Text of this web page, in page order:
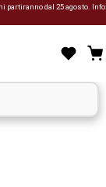
partiranno dal 25 agosto. Info: